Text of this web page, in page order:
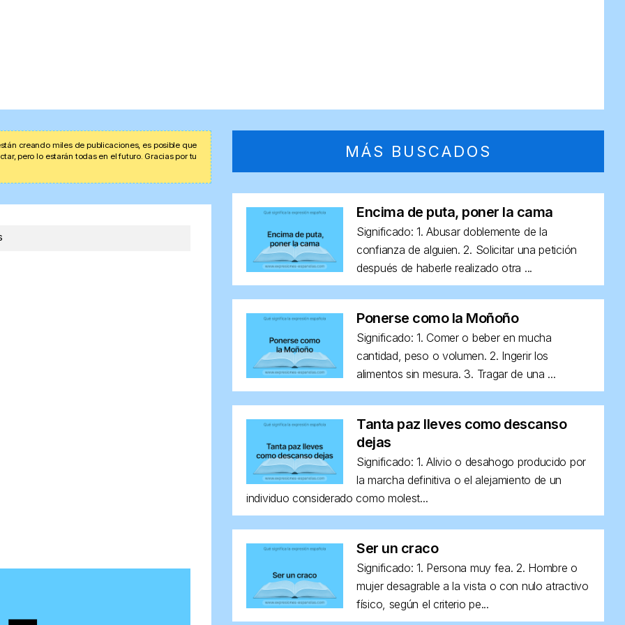
creando miles de publicaciones, es posible que
pero lo estarán todas en el futuro. Gracias por tu
MÁS BUSCADOS
Encima de puta, poner la cama
Significado: 1. Abusar doblemente de la
confianza de alguien. 2. Solicitar una petición
después de haberle realizado otra ...
Ponerse como la Moñoño
Significado: 1. Comer o beber en mucha
cantidad, peso o volumen. 2. Ingerir los
alimentos sin mesura. 3. Tragar de una ...
Tanta paz lleves como descanso
dejas
Significado: 1. Alivio o desahogo producido por
la marcha definitiva o el alejamiento de un
individuo considerado como molest...
Ser un craco
Significado: 1. Persona muy fea. 2. Hombre o
mujer desagrable a la vista o con nulo atractivo
físico, según el criterio pe...